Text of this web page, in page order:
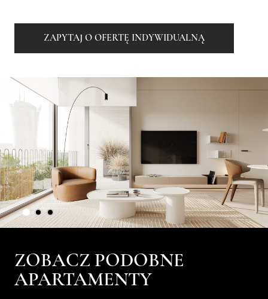
ZAPYTAJ O OFERTĘ INDYWIDUALNĄ
ZOBACZ PODOBNE
APARTAMENTY